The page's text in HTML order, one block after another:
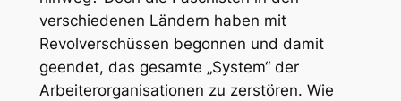
verschiedenen Ländern haben mit
Revolverschüssen begonnen und damit
geendet, das gesamte „System“ der
Arbeiterorganisationen zu zerstören. Wie